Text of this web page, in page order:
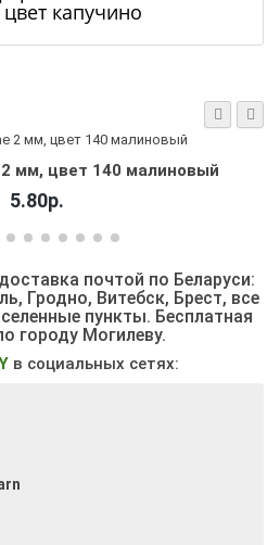
капучино
мм, цвет 140 малиновый
5.80р.
почтой по Беларуси:
Гродно, Витебск, Брест, все
пункты. Бесплатная
городу Могилеву.
в социальных сетях: